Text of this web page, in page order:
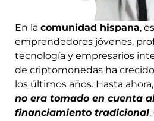
En la comunidad hispana,
emprendedores jóvenes,
tecnología y empresarios
de criptomonedas ha
los últimos años. Hasta ahora,
no era tomado en cuenta
financiamiento tradicional